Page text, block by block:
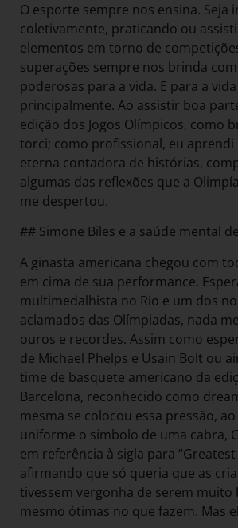
O esporte sempre nos ensina. Seja
coletivamente, praticando ou
elementos em torno de
superações sempre nos brinda
poderosas para a vida. E para a
principalmente. Ao assistir boa
edição dos Jogos Olímpicos, como
torci; como profissional, eu aprendi
eterna contadora de histórias,
algumas das reflexões que a
me despertou.
## Simone Biles e a saúde mental
A ginasta americana chegou com
em cima de sua performance.
multimedalhista no Rio e um dos
aclamados das Olímpiadas, nada
ouros e recordes. Assim como
de Michael Phelps e Usain Bolt ou
time de basquete americano da
Barcelona, reconhecido como
mesma se colocou essa pressão,
uniforme o símbolo de uma cabra,
em referência à sigla para
afirmando que só queria que as
tivessem vergonha de serem muito
mesmo ótimas no que fazem. Mas